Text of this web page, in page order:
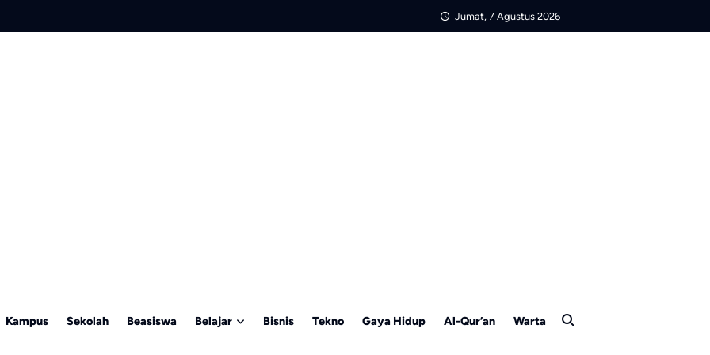
Jumat, 7 Agustus 2026
Kampus Sekolah Beasiswa Belajar Bisnis Tekno Gaya Hidup Al-Qur’an Warta